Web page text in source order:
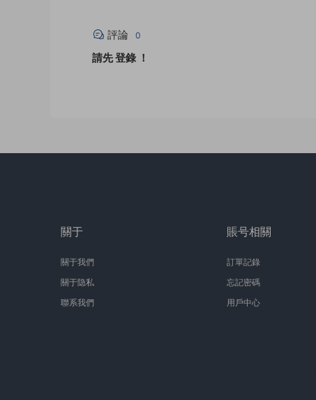
評論 0
請先登錄 ！
關于
關于我們
關于隐私
聯系我們
賬号相關
訂單記錄
忘記密碼
用戶中心